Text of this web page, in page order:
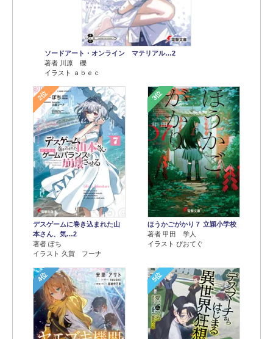
ソードアート・オンライン マテリアル…2
著者 川原 礫
イラスト ａｂｅｃ
2位
デスゲームに巻き込まれた山
本さん、気…2
著者 ぽち
イラスト 久賀 フーナ
3位
ほうかごがかり７ 立穎小学校
著者 甲田 学人
イラスト ぴおてぐ
4位 5位